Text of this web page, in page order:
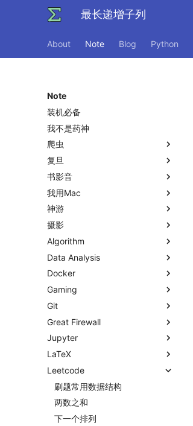
最长递增子列
About Note Blog Python
Note
装机必备
我不是药神
爬虫
极简爬虫
反爬和反反爬
反调试和反反调试
复旦
复旦游览指北
复旦生活指南
复旦的自动化生活
复旦校园网VPN
书影音
《活着》
《无影灯》
「你的名字」
「和Summer的五百天」
I Just Called to Say I Love
You
我用Mac
Apple Music
AppleScript
QuickLook
iTerm2+zsh
sketchybar+yabai
Hammerspoon
神游
乌斯怀亚
摄影
我的～背～包～
相机和镜头的参数
nlog
尼康 Z5ii
尼康 Z5
摄影术语
Algorithm
LLM
word2vec
RLHF
VLLM
DINO
生成模型
GAN
GPT
Diffusion
Flow Matching
搜索引擎
向量数据库
广告系统
广告投放系统
竞价
推荐系统
推荐系统简介
召回
召回1：ItemCF
召回2：Swing
召回3：UserCF
排序
排序1：多目标排序
排序2：MMoE
特征工程
特征交叉1：FM
多样性
Interview
0309 pdd
0312 wechat
0315 pdd
0318 pdd
Data Analysis
AB Test
因果推断
常用的因果推断方法
数据库
关系数据库
SQL
SQL优化
Hadoop
Interview
0309 ant
0314 byte
0319 ant
0321 byte
0419 dewu
Docker
Docker简介
Docker基础
Docker进阶
Gaming
血源诅咒
艾尔登法环
Git
git-everyday
git仓库托管
Great Firewall
墙和梯子
常见的梯子协议及客户端
搭建一个代理服务器
Jupyter
介绍
基础使用
远程服务
进阶使用
打印
LaTeX
LaTeX基础
使用LaTeX排版中文文档
Leetcode
刷题常用数据结构
两数之和
下一个排列